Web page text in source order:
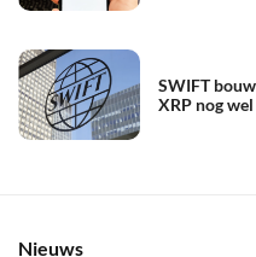
SWIFT
XRP nog
Nieuws